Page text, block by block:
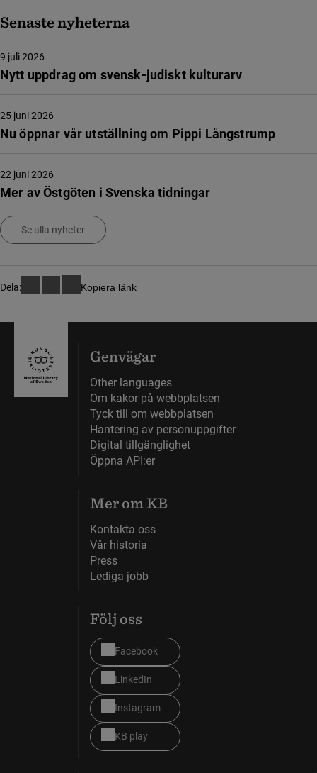
Senaste nyheterna
Nytt uppdrag om svensk-judiskt kulturarv
9 juli 2026
Nu öppnar vår utställning om Pippi Långstrump
25 juni 2026
Mer av Östgöten i Svenska tidningar
22 juni 2026
Se alla nyheter
Dela: Kopiera länk
Genvägar
Other languages
Om kakor på webbplatsen
Tyck till om webbplatsen
Hantering av personuppgifter
Digital tillgänglighet
Öppna API:er
Mer om KB
Kontakta oss
Vår historia
Press
Lediga jobb
Följ oss
Facebook
LinkedIn
Instagram
KB play